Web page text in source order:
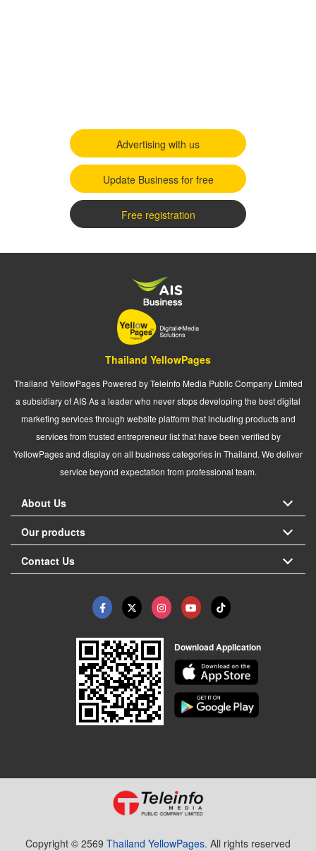
Advertising with us
Update Business for free
Free registration
Thailand YellowPages
Thailand YellowPages Powered by Teleinfo Media Public Company Limited
a subsidiary of AIS As a leader who never stops developing the best digital
marketing services through website platform that including products and
services from trusted entrepreneur list that have been verified by
YellowPages and display on all business categories in Thailand. We deliver
service beyond expectation from professional team.
About Us
Our products
Contact Us
Download Application
Copyright © 2569 Thailand YellowPages. All rights reserved